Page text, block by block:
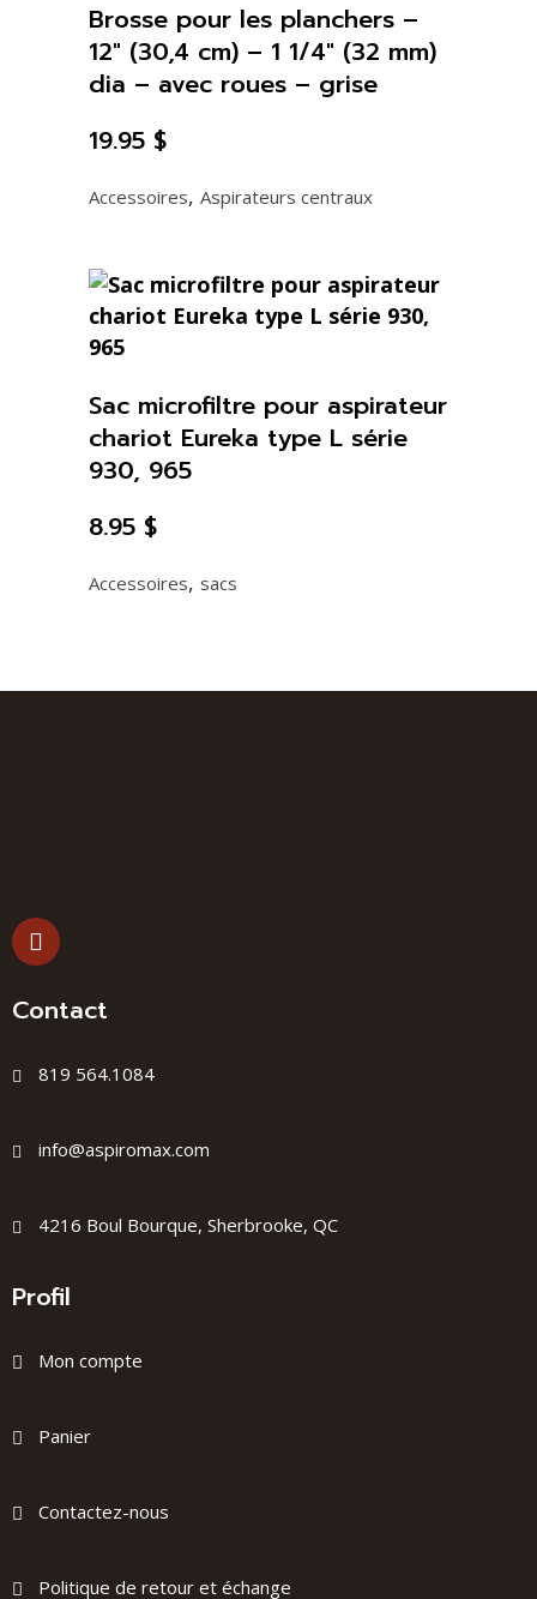
Accessoires, Aspirateurs centraux
Brosse pour les planchers –
12″ (30,4 cm) – 1 1/4″ (32 mm)
dia – avec roues – grise
19.95 $
Accessoires, sacs
Sac microfiltre pour aspirateur
chariot Eureka type L série
930, 965
8.95 $
Contact
819 564.1084
info@aspiromax.com
4216 Boul Bourque, Sherbrooke, QC
Profil
Mon compte
Panier
Contactez-nous
Politique de retour et échange